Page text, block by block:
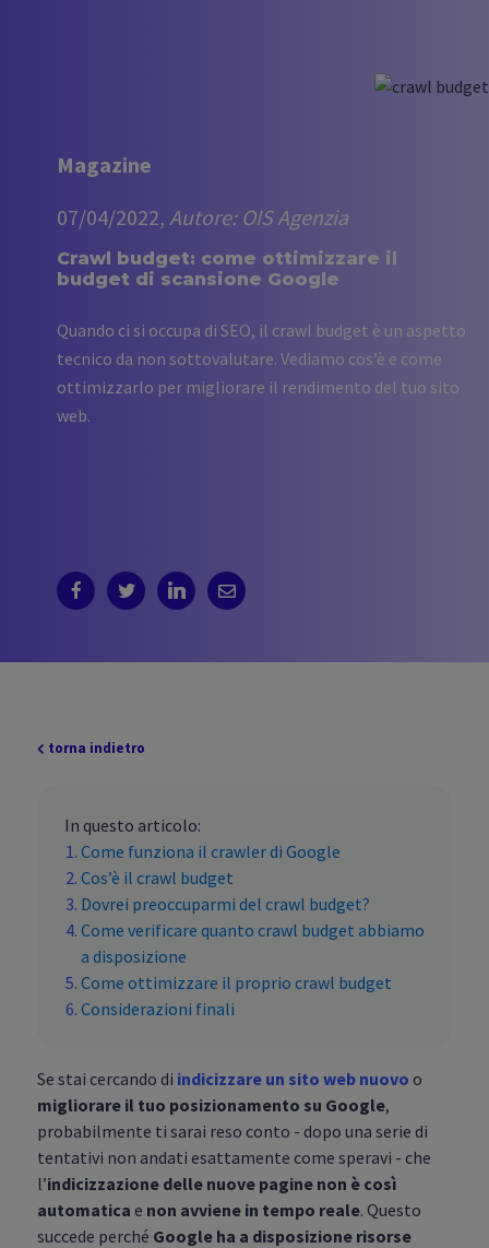
Magazine
07/04/2022,Autore: OIS Agenzia
Crawl budget: come ottimizzare il
budget di scansione Google
Quando ci si occupa di SEO, il crawl budget è un aspetto
tecnico da non sottovalutare. Vediamo cos’è e come
ottimizzarlo per migliorare il rendimento del tuo sito
web.
torna indietro
In questo articolo:
Come funziona il crawler di Google
Cos’è il crawl budget
Dovrei preoccuparmi del crawl budget?
Come verificare quanto crawl budget abbiamo
a disposizione
Come ottimizzare il proprio crawl budget
Considerazioni finali
Se stai cercando di indicizzare un sito web nuovo o
migliorare il tuo posizionamento su Google,
probabilmente ti sarai reso conto - dopo una serie di
tentativi non andati esattamente come speravi - che
l’indicizzazione delle nuove pagine non è così
automatica e non avviene in tempo reale. Questo
succede perché Google ha a disposizione risorse